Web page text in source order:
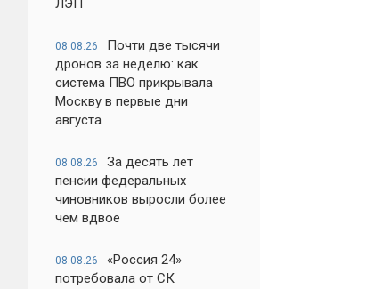
ЛЭП
08.08.26
Почти две тысячи
дронов за неделю: как
система ПВО прикрывала
Москву в первые дни
августа
08.08.26
За десять лет
пенсии федеральных
чиновников выросли более
чем вдвое
08.08.26
«Россия 24»
потребовала от СК